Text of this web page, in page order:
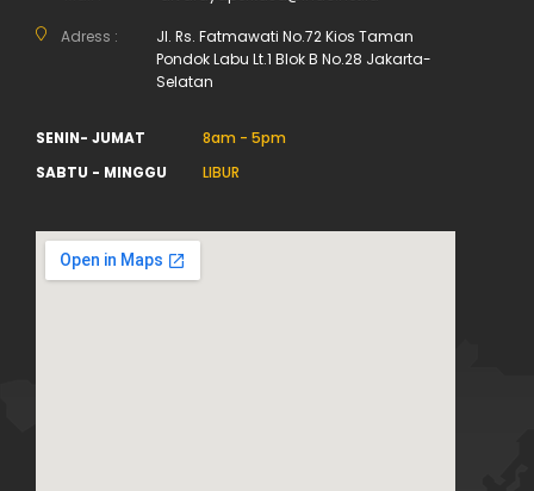
Adress :
Jl. Rs. Fatmawati No.72 Kios Taman
Pondok Labu Lt.1 Blok B No.28 Jakarta-
Selatan
SENIN- JUMAT
8am - 5pm
SABTU - MINGGU
LIBUR